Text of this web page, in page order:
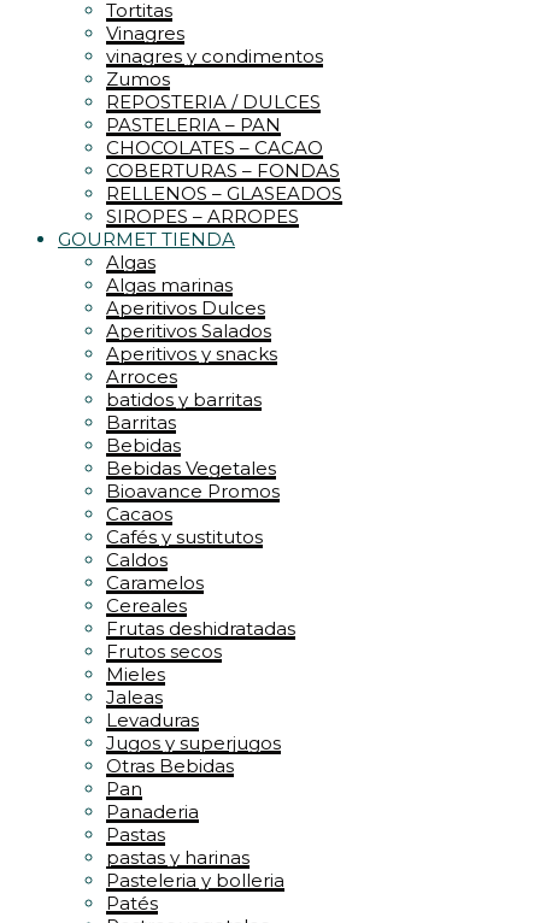
Tortitas
Vinagres
vinagres y condimentos
Zumos
REPOSTERIA / DULCES
PASTELERIA – PAN
CHOCOLATES – CACAO
COBERTURAS – FONDAS
RELLENOS – GLASEADOS
SIROPES – ARROPES
GOURMET TIENDA
Algas
Algas marinas
Aperitivos Dulces
Aperitivos Salados
Aperitivos y snacks
Arroces
batidos y barritas
Barritas
Bebidas
Bebidas Vegetales
Bioavance Promos
Cacaos
Cafés y sustitutos
Caldos
Caramelos
Cereales
Frutas deshidratadas
Frutos secos
Mieles
Jaleas
Levaduras
Jugos y superjugos
Otras Bebidas
Pan
Panaderia
Pastas
pastas y harinas
Pasteleria y bolleria
Patés